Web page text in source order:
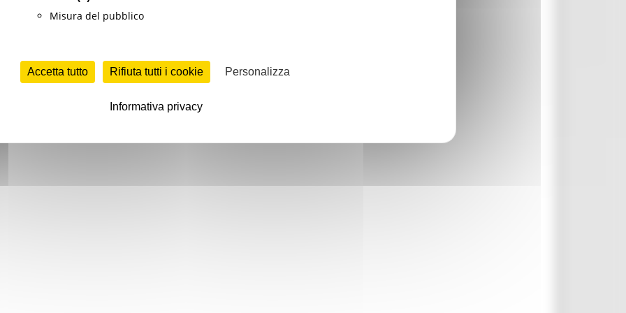
Misura del pubblico
Accetta tutto Rifiuta tutti i cookie Personalizza
Informativa privacy